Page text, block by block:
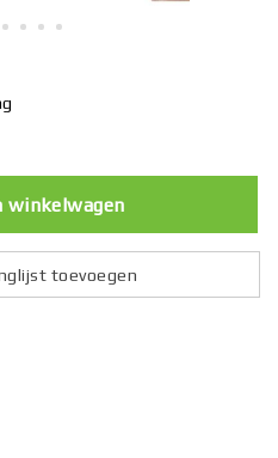
winkelwagen
toevoegen